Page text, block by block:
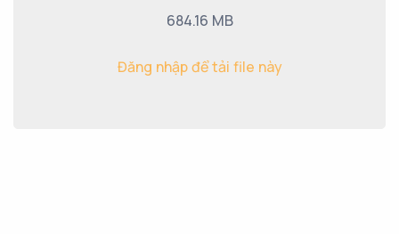
684.16 MB
Đăng nhập để tải file này